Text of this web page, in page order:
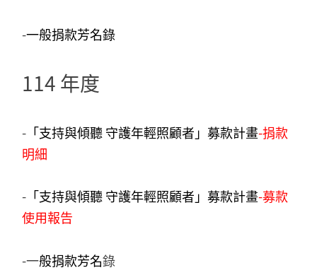
-一般捐款芳名錄
114 年度
- 「支持與傾聽 守護年輕照顧者」募款計畫-捐款
明細
- 「支持與傾聽 守護年輕照顧者」募款計畫-募款
使用報告
-一般捐款芳名錄